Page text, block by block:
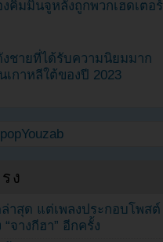
คิมมินจูหลังถูกพวกเฮดเตอร์
ชายที่ได้รับความนิยมมาก
เกาหลีใต้ของปี 2023
ง
าสุด แต่เพลงประกอบโพสต์
จางกีฮา” อีกครั้ง